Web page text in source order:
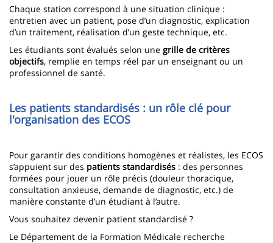
Chaque station correspond à une situation clinique :
entretien avec un patient, pose d’un diagnostic, explication
d’un traitement, réalisation d’un geste technique, etc.
Les étudiants sont évalués selon une grille de critères
objectifs, remplie en temps réel par un enseignant ou un
professionnel de santé.
Les patients standardisés : un rôle clé pour
l'organisation des ECOS
Pour garantir des conditions homogènes et réalistes, les ECOS
s’appuient sur des patients standardisés : des personnes
formées pour jouer un rôle précis (douleur thoracique,
consultation anxieuse, demande de diagnostic, etc.) de
manière constante d’un étudiant à l’autre.
Vous souhaitez devenir patient standardisé ?
Le Département de la Formation Médicale recherche